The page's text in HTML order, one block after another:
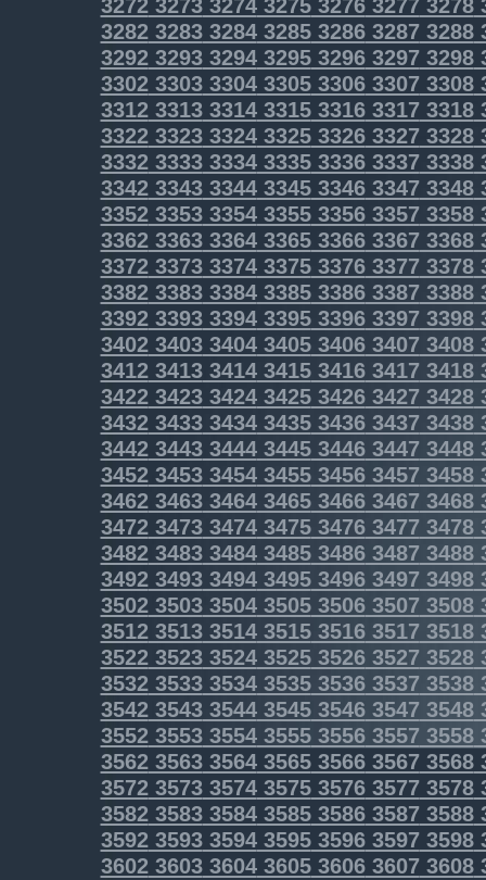
3282328332843285328632873288
3292329332943295329632973298
3302330333043305330633073308
3312331333143315331633173318
3322332333243325332633273328
3332333333343335333633373338
3342334333443345334633473348
3352335333543355335633573358
3362336333643365336633673368
3372337333743375337633773378
3382338333843385338633873388
3392339333943395339633973398
3402340334043405340634073408
3412341334143415341634173418
342234233424342534263427 3428
343234333434343534363437 3438
344234433444344534463447 3448
345234533454345534563457 3458
346234633464346534663467 3468
347234733474347534763477 3478
348234833484348534863487 3488
349234933494349534963497 3498
350235033504350535063507 3508
351235133514351535163517 3518
352235233524352535263527 3528
353235333534353535363537 3538
354235433544354535463547 3548
355235533554355535563557 3558
3562356335643565356635673568
3572357335743575357635773578
3582358335843585358635873588
3592359335943595359635973598
3602360336043605360636073608